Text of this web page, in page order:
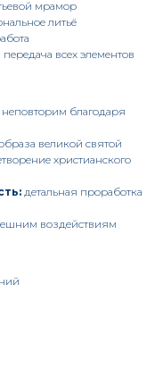
мрамор
литьё
всех элементов
благодаря
великой святой
христианского
детальная проработка
воздействиям